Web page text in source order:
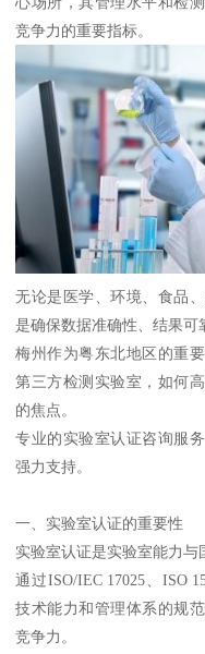
竞争力的重要指标。
无论是医学、环境、食品
是确保数据准确性、结果可
梅州作为粤东北地区的重
第三方检测实验室，如何
的焦点。
专业的实验室认证咨询服
强力支持。
一、实验室认证的重要性
实验室认证是实验室能力与
通过ISO/IEC 17025、ISO
技术能力和管理体系的规
竞争力。